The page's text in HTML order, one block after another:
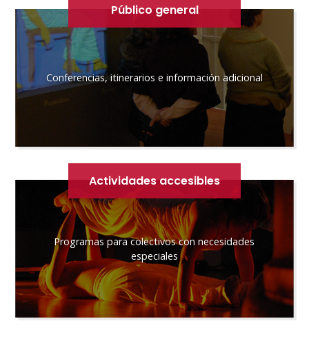
Público general
Conferencias, itinerarios e información adicional
Actividades accesibles
Programas para colectivos con necesidades
especiales